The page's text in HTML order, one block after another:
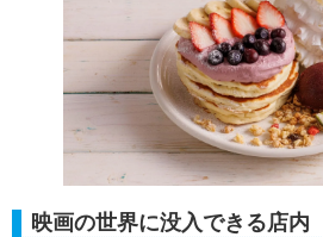
映画の世界に没入できる店内